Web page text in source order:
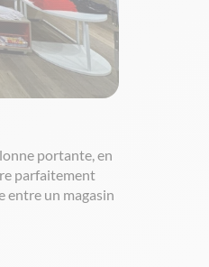
portante, en
parfaitement
entre un magasin